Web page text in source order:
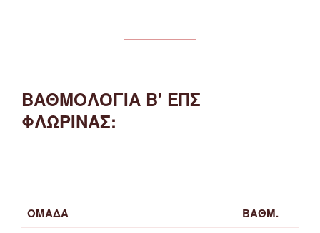
ΒΑΘΜΟΛΟΓΙΑ Β' ΕΠΣ
ΦΛΩΡΙΝΑΣ:
ΟΜΑΔΑ ΒΑΘΜ.